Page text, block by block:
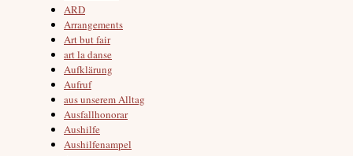
ARD
Arrangements
Art but fair
art la danse
Aufklärung
Aufruf
aus unserem Alltag
Ausfallhonorar
Aushilfe
Aushilfenampel